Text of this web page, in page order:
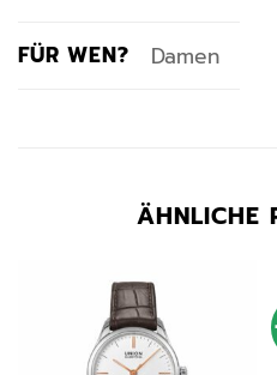
FÜR WEN? Damen
ÄHNLICHE